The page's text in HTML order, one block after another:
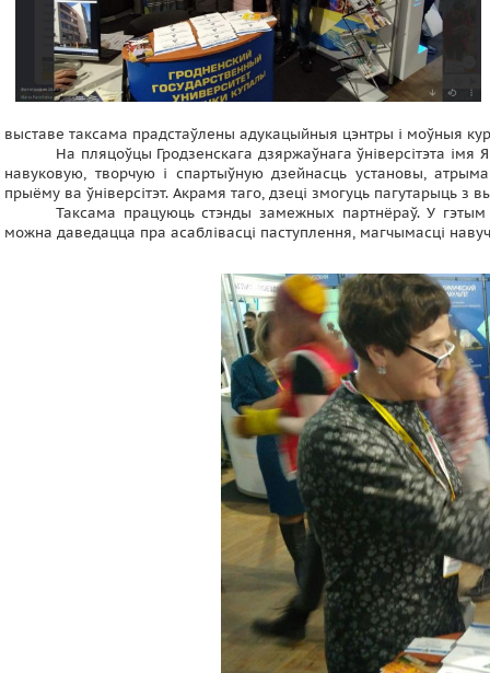
выставе таксама прадстаўлены адукацыйныя цэнтры і моўныя
На пляцоўцы Гродзенскага дзяржаўнага ўніверсітэта
навуковую, творчую і спартыўную дзейнасць установы,
прыёму ва ўніверсітэт. Акрамя таго, дзеці змогуць пагутарыць з
Таксама працуюць стэнды замежных партнёраў. У гэтым
можна даведацца пра асаблівасці паступлення, магчымасці